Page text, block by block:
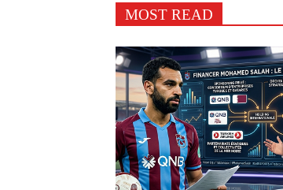
MOST READ